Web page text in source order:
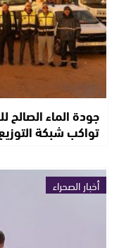
جودة الماء
تواكب شبكة
أخبار الصحراء